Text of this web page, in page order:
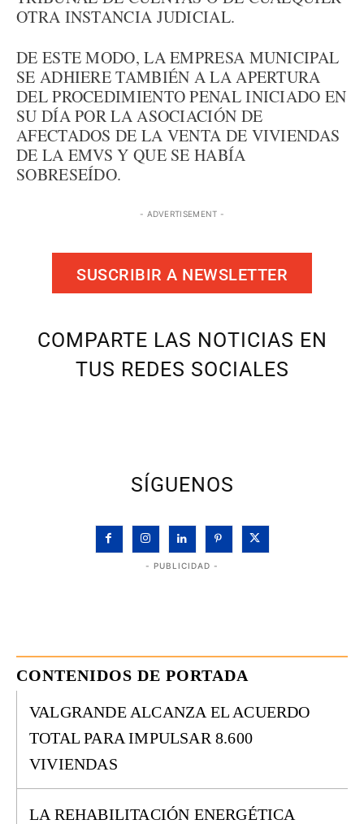
OTRA INSTANCIA JUDICIAL.
DE ESTE MODO, LA EMPRESA MUNICIPAL
SE ADHIERE TAMBIÉN A LA APERTURA
DEL PROCEDIMIENTO PENAL INICIADO EN
SU DÍA POR LA ASOCIACIÓN DE
AFECTADOS DE LA VENTA DE VIVIENDAS
DE LA EMVS Y QUE SE HABÍA
SOBRESEÍDO.
- ADVERTISEMENT -
SUSCRIBIR A NEWSLETTER
COMPARTE LAS NOTICIAS EN
TUS REDES SOCIALES
SÍGUENOS
- PUBLICIDAD -
CONTENIDOS DE PORTADA
VALGRANDE ALCANZA EL ACUERDO
TOTAL PARA IMPULSAR 8.600
VIVIENDAS
LA REHABILITACIÓN ENERGÉTICA